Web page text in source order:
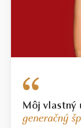
Môj vlastný
generačný